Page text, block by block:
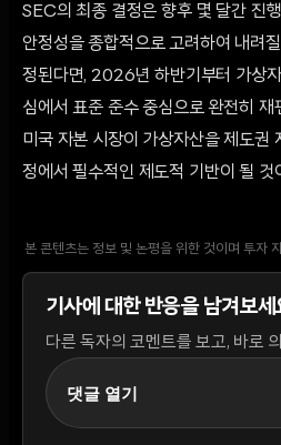
SEC의 최종 결정은 향후 몇 달간 진
안정성을 종합적으로 고려하여 내려
정된다면, 2026년 하반기부터 가상
심에서 표준 준수 중심으로 완전히
미국 자본 시장이 가상자산을 제도권
정에서 필수적인 제도적 기반이 될 것
본 콘텐츠는 정보 및 논평을 위한 것이며 투자
기사에 대한 반응을 남겨보세
다른 독자의 코멘트를 보고, 바로
댓글 열기